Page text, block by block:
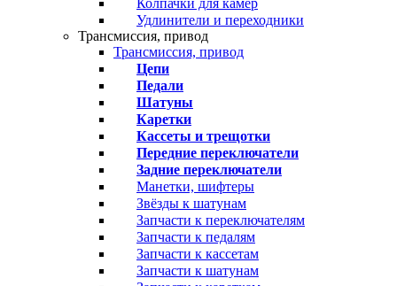
Удлинители и переходники
Трансмиссия, привод
Трансмиссия, привод
Цепи
Педали
Шатуны
Каретки
Кассеты и трещотки
Передние переключатели
Задние переключатели
Манетки, шифтеры
Звёзды к шатунам
Запчасти к переключателям
Запчасти к педалям
Запчасти к кассетам
Запчасти к шатунам